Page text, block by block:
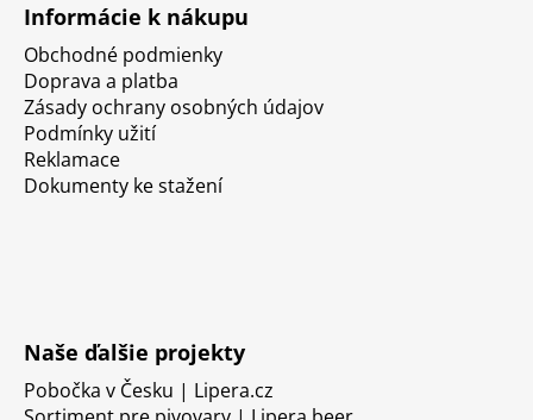
Informácie k nákupu
Obchodné podmienky
Doprava a platba
Zásady ochrany osobných údajov
Podmínky užití
Reklamace
Dokumenty ke stažení
Naše ďalšie projekty
Pobočka v Česku | Lipera.cz